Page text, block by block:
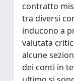
contratto
tra diversi
inducono a
valutata
alcune
dei conti in